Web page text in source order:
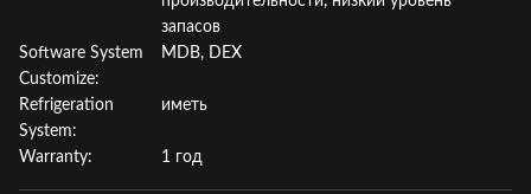
запасов
Software System
Customize:
MDB, DEX
Refrigeration
System:
иметь
Warranty: 1 год